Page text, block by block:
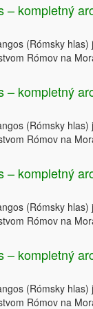
– kompletný
(Rómsky
Rómov na
– kompletný
(Rómsky
Rómov na
– kompletný
(Rómsky
Rómov na
– kompletný
(Rómsky
Rómov na